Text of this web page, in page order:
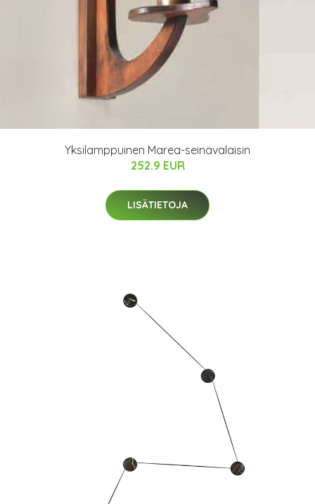
Yksilamppuinen Marea-seinävalaisin
252.9 EUR
LISÄTIETOJA